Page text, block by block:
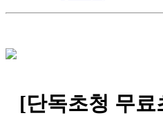
[단독초청 무료